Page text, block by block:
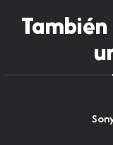
Sony
ZA
Primer gran
de
montura E de